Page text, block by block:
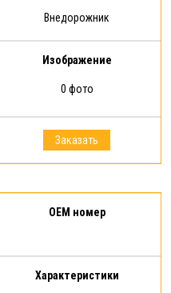
Внедорожник
Изображение
0 фото
Заказать
OEM номер
Характеристики